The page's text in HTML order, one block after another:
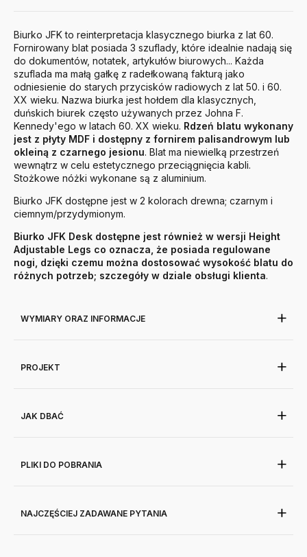
Biurko JFK to reinterpretacja klasycznego biurka z lat 60.
Fornirowany blat posiada 3 szuflady, które idealnie nadają się
do dokumentów, notatek, artykułów biurowych... Każda
szuflada ma małą gałkę z radełkowaną fakturą jako
odniesienie do starych przycisków radiowych z lat 50. i 60.
XX wieku. Nazwa biurka jest hołdem dla klasycznych,
duńskich biurek często używanych przez Johna F.
Kennedy'ego w latach 60. XX wieku. Rdzeń blatu wykonany
jest z płyty MDF i dostępny z fornirem palisandrowym lub
okleiną z czarnego jesionu. Blat ma niewielką przestrzeń
wewnątrz w celu estetycznego przeciągnięcia kabli.
Stożkowe nóżki wykonane są z aluminium.
Biurko JFK dostępne jest w 2 kolorach drewna; czarnym i
ciemnym/przydymionym.
Biurko JFK Desk dostępne jest również w wersji Height
Adjustable Legs co oznacza, że posiada regulowane
nogi, dzięki czemu można dostosować wysokość blatu do
różnych potrzeb; szczegóły w dziale obsługi klienta.
WYMIARY ORAZ INFORMACJE
PROJEKT
JAK DBAĆ
PLIKI DO POBRANIA
NAJCZĘŚCIEJ ZADAWANE PYTANIA